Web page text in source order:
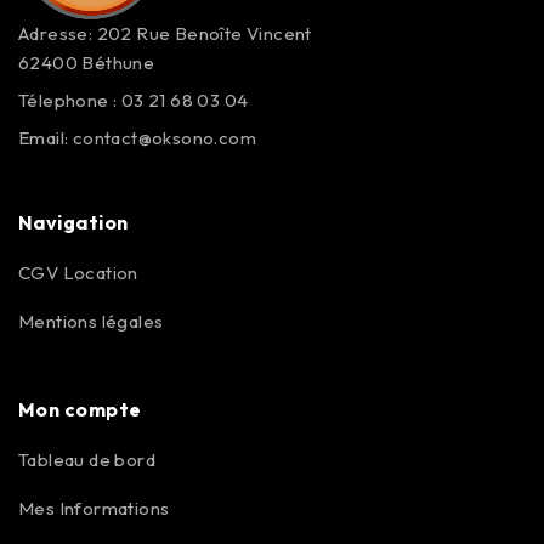
Adresse: 202 Rue Benoîte Vincent
62400 Béthune
Télephone : 03 21 68 03 04
Email: contact@oksono.com
Navigation
CGV Location
Mentions légales
Mon compte
Tableau de bord
Mes Informations